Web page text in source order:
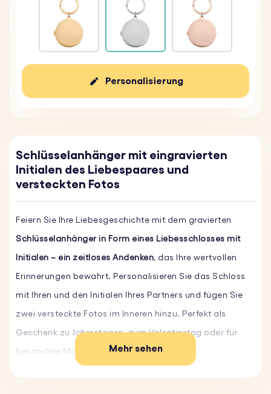
Personalisierung
Schlüsselanhänger mit eingravierten
Initialen des Liebespaares und
versteckten Fotos
Feiern Sie Ihre Liebesgeschichte mit dem gravierten
Schlüsselanhänger in Form eines Liebesschlosses mit
Initialen – ein zeitloses Andenken, das Ihre wertvollen
Erinnerungen bewahrt. Personalisieren Sie das Schloss
mit Ihren und den Initialen Ihres Partners und fügen Sie
zwei versteckte Fotos im Inneren hinzu. Perfekt als
Geschenk zu Jahrestagen, zum Valentinstag oder für
besondere Momente. Dieser elegante
Mehr sehen